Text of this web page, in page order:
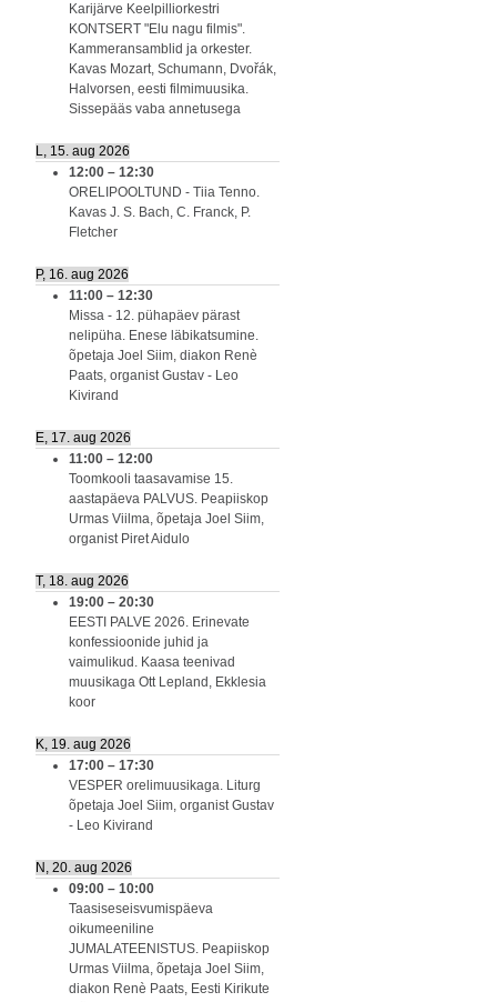
Karijärve Keelpilliorkestri
KONTSERT "Elu nagu filmis".
Kammeransamblid ja orkester.
Kavas Mozart, Schumann, Dvořák,
Halvorsen, eesti filmimuusika.
Sissepääs vaba annetusega
L, 15. aug 2026
12:00 – 12:30
ORELIPOOLTUND - Tiia Tenno.
Kavas J. S. Bach, C. Franck, P.
Fletcher
P, 16. aug 2026
11:00 – 12:30
Missa - 12. pühapäev pärast
nelipüha. Enese läbikatsumine.
õpetaja Joel Siim, diakon Renè
Paats, organist Gustav - Leo
Kivirand
E, 17. aug 2026
11:00 – 12:00
Toomkooli taasavamise 15.
aastapäeva PALVUS. Peapiiskop
Urmas Viilma, õpetaja Joel Siim,
organist Piret Aidulo
T, 18. aug 2026
19:00 – 20:30
EESTI PALVE 2026. Erinevate
konfessioonide juhid ja
vaimulikud. Kaasa teenivad
muusikaga Ott Lepland, Ekklesia
koor
K, 19. aug 2026
17:00 – 17:30
VESPER orelimuusikaga. Liturg
õpetaja Joel Siim, organist Gustav
- Leo Kivirand
N, 20. aug 2026
09:00 – 10:00
Taasiseseisvumispäeva
oikumeeniline
JUMALATEENISTUS. Peapiiskop
Urmas Viilma, õpetaja Joel Siim,
diakon Renè Paats, Eesti Kirikute